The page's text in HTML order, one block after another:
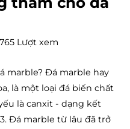
Lượt xem
marble? Đá marble hay
là một loại đá biến chất
là canxit - dạng kết
Đá marble từ lâu đã trở